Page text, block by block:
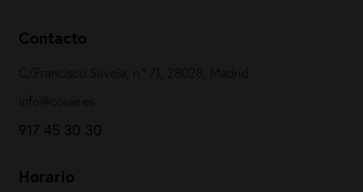
Contacto
C/Francisco Silvela, n.º 71, 28028, Madrid
917 45 30 30
Horario